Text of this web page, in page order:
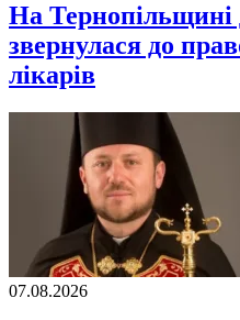
На Тернопільщині
звернулася до
лікарів
07.08.2026